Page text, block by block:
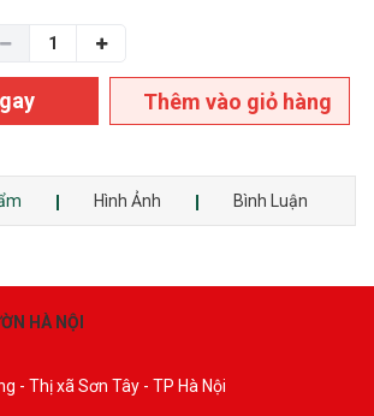
Thêm vào giỏ hàng
Hình Ảnh Bình Luận
HÀ NỘI
- Thị xã Sơn Tây - TP Hà Nội